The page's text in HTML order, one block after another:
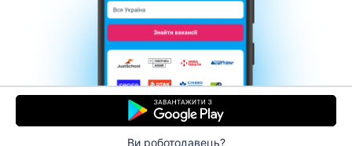
Ви роботодавець?
Контакти Про нас
Кар’єра
Допомога Умови використання